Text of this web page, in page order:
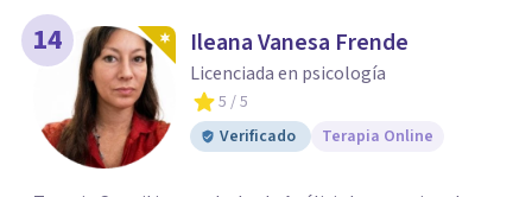
14 Ileana Vanesa Frende
Licenciada en psicología
5 / 5
Verificado
Terapia Online